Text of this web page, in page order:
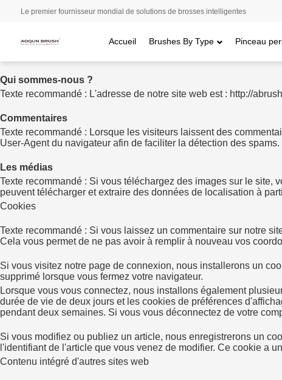
Le premier fournisseur mondial de solutions de brosses intelligentes
Accueil Brushes By Type Pinceau
Qui sommes-nous ?
Texte recommandé : L'adresse de notre site web est : http://
Commentaires
Texte recommandé : Lorsque les visiteurs laissent des
User-Agent du navigateur afin de faciliter la détection des spams.
Les médias
Texte recommandé : Si vous téléchargez des images sur le
peuvent télécharger et extraire des données de localisation à
Cookies
Texte recommandé : Si vous laissez un commentaire sur notre
Cela vous permet de ne pas avoir à remplir à nouveau vos
Si vous visitez notre page de connexion, nous installerons un
supprimé lorsque vous fermez votre navigateur.
Lorsque vous vous connectez, nous installons également
durée de vie de deux jours et les cookies de préférences
pendant deux semaines. Si vous vous déconnectez de votre
Si vous modifiez ou publiez un article, nous enregistrerons un
l'identifiant de l'article que vous venez de modifier. Ce cookie a
Contenu intégré d'autres sites web